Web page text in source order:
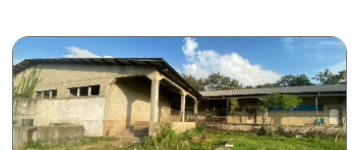
Lote de terrreno en Santa Fe